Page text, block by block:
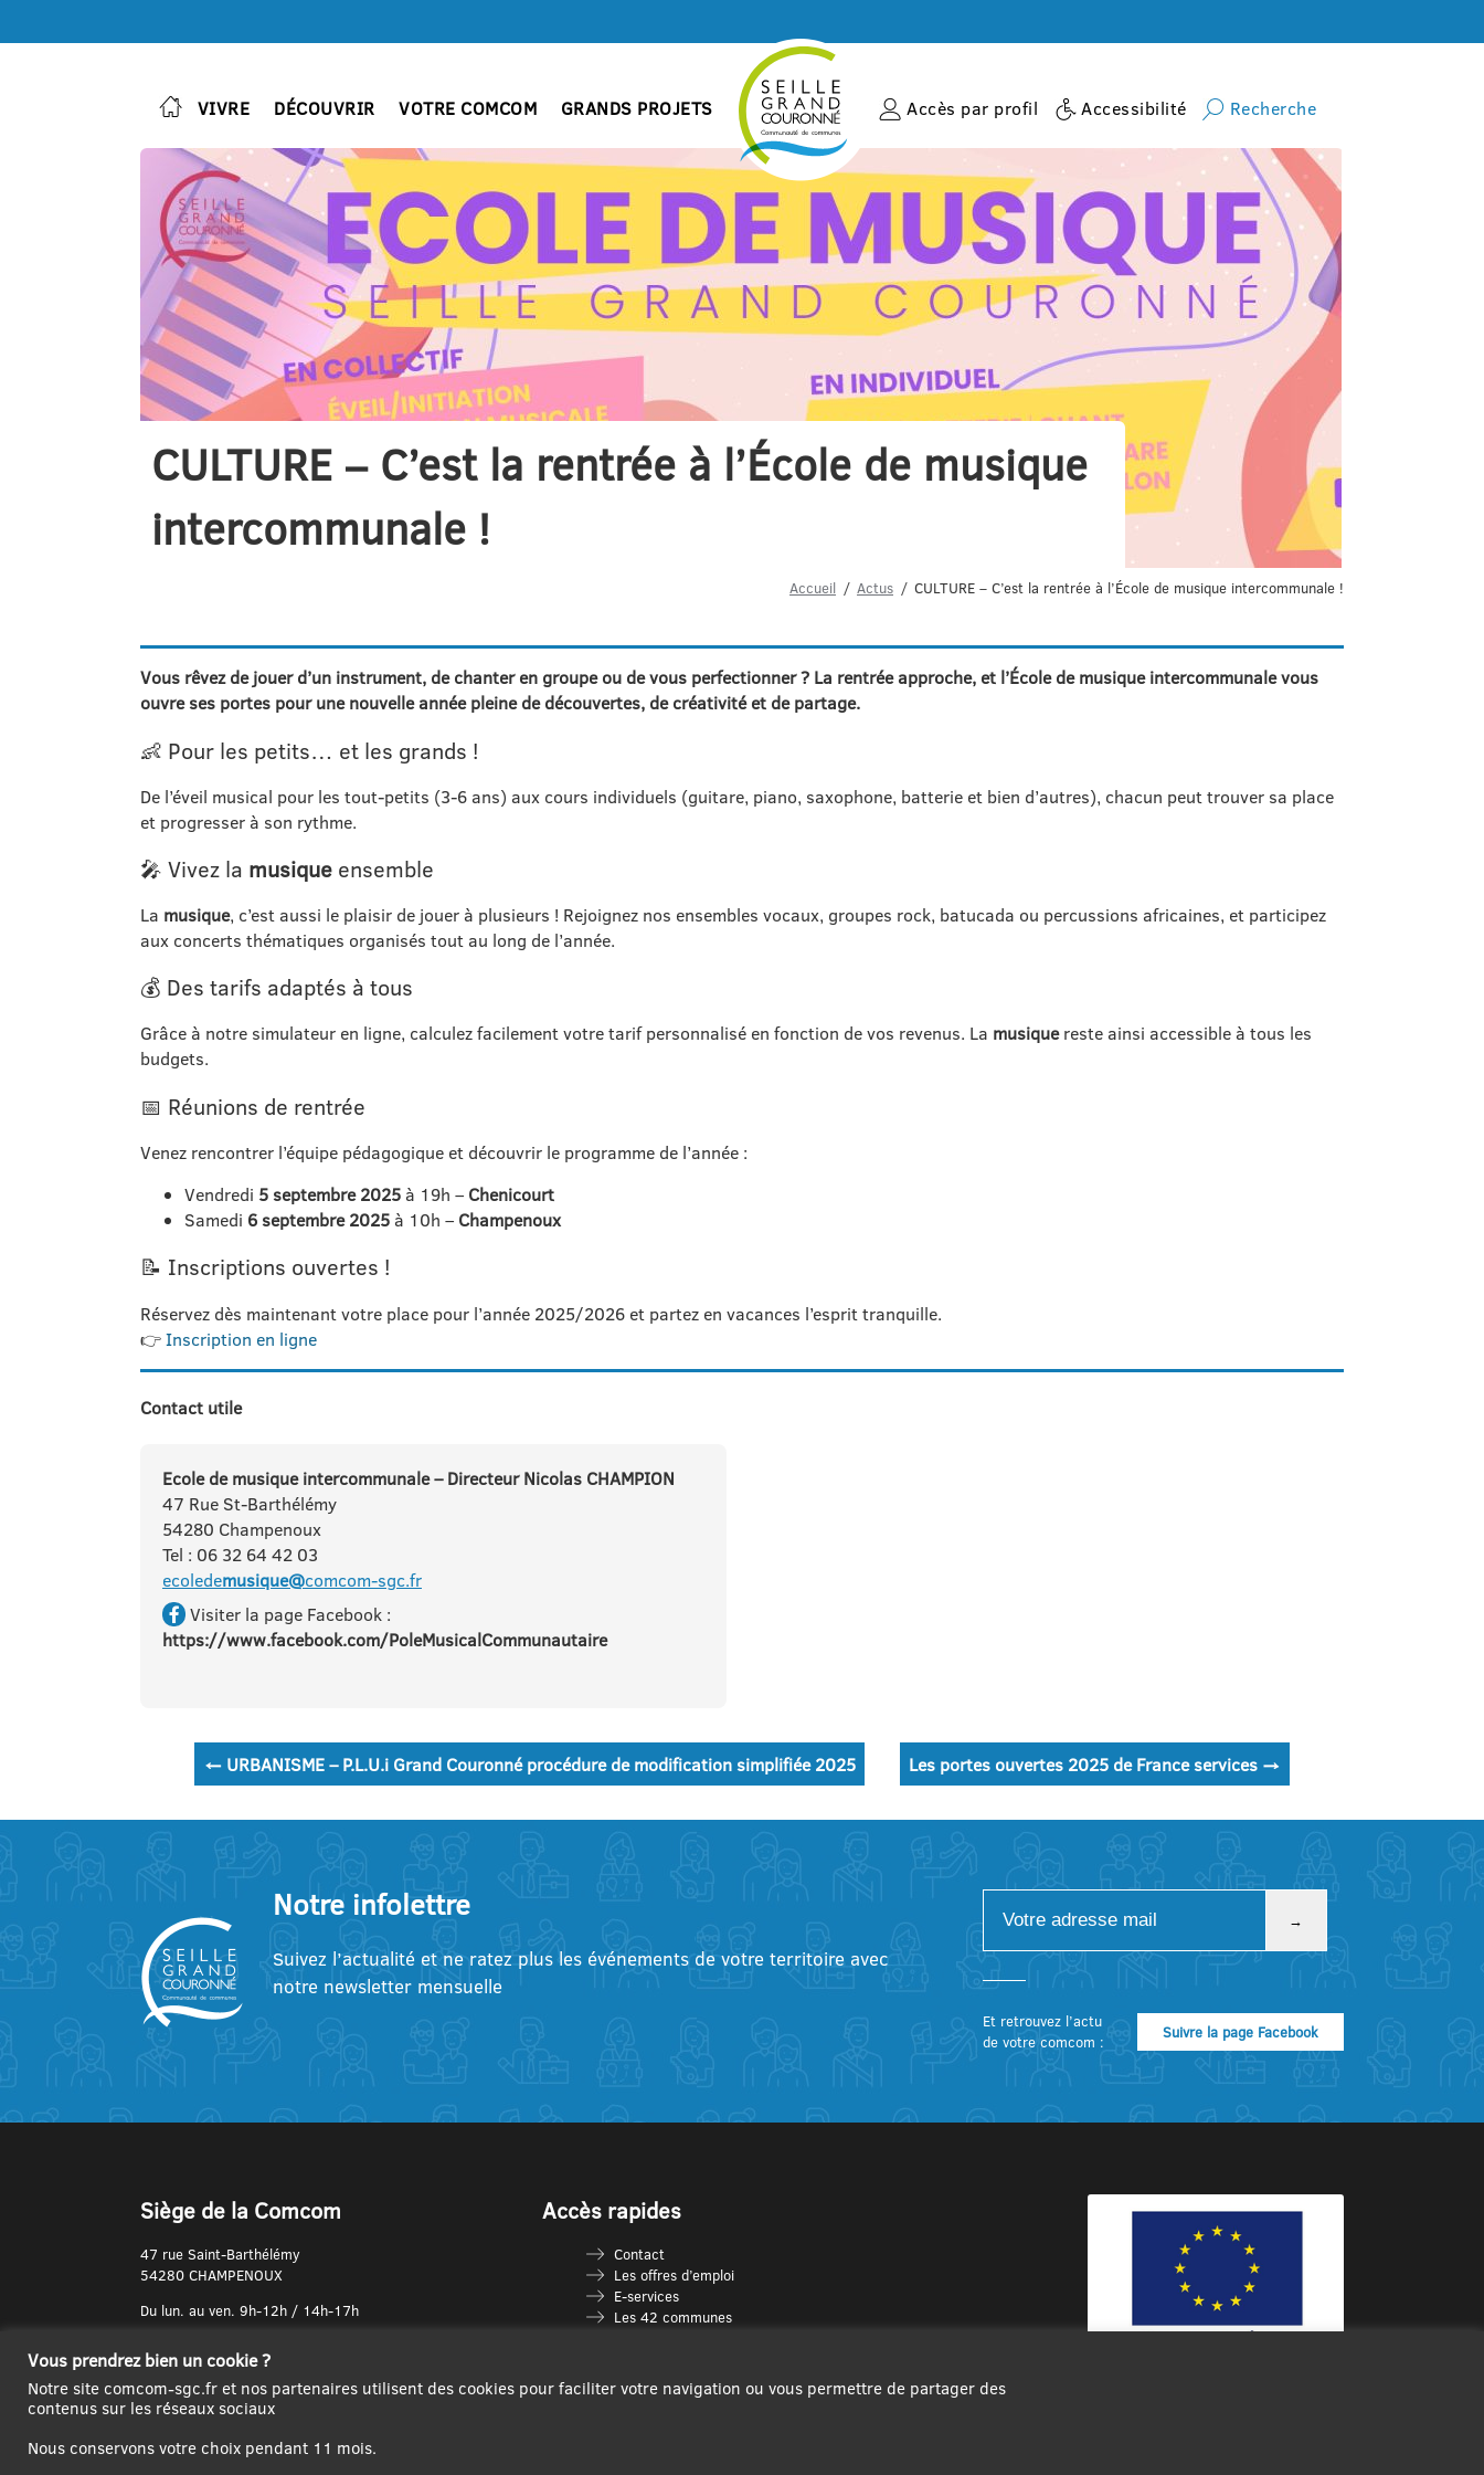
VIVRE DÉCOUVRIR VOTRE COMCOM GRANDS PROJETS Accès par profil Accessibilité Recherche
CULTURE – C’est la rentrée à l’École de musique
intercommunale !
Accueil Actus CULTURE – C’est la rentrée à l’École de musique intercommunale !
Vous rêvez de jouer d’un instrument, de chanter en groupe ou de vous perfectionner ? La rentrée approche, et l’École demusiqueintercommunale vous
ouvre ses portes pour une nouvelle année pleine de découvertes, de créativité et de partage.
👶 Pour les petits… et les grands !
De l’éveil musical pour les tout-petits (3-6 ans) aux cours individuels (guitare, piano, saxophone, batterie et bien d’autres), chacun peut trouver sa place
et progresser à son rythme.
🎤 Vivez la musique ensemble
La musique, c’est aussi le plaisir de jouer à plusieurs ! Rejoignez nos ensembles vocaux, groupes rock, batucada ou percussions africaines, et participez
aux concerts thématiques organisés tout au long de l’année.
💰 Des tarifs adaptés à tous
Grâce à notre simulateur en ligne, calculez facilement votre tarif personnalisé en fonction de vos revenus. La musiquereste ainsi accessible à tous les
budgets.
📅 Réunions de rentrée
Venez rencontrer l’équipe pédagogique et découvrir le programme de l’année :
Vendredi 5 septembre 2025 à 19h – Chenicourt
Samedi 6 septembre 2025 à 10h – Champenoux
📝 Inscriptions ouvertes !
Réservez dès maintenant votre place pour l’année 2025/2026 et partez en vacances l’esprit tranquille.
👉Inscription en ligne
Contact utile
Ecole demusiqueintercommunale – Directeur Nicolas CHAMPION
47 Rue St-Barthélémy
54280 Champenoux
Tel : 06 32 64 42 03
ecoledemusique@comcom-sgc.fr
Visiter la page Facebook :
https://www.facebook.com/PoleMusicalCommunautaire
Navigation
l’article
←URBANISME – P.L.U.i Grand Couronné procédure de modification simplifiée 2025 Les portes ouvertes 2025 de France services →
Notre infolettre
Suivez l’actualité et ne ratez plus les événements de votre territoire avec
notre newsletter mensuelle
Et retrouvez l’actu
de votre comcom :
Suivre la page Facebook
Siège de la Comcom
47 rue Saint-Barthélémy
54280 CHAMPENOUX
Du lun. au ven. 9h-12h / 14h-17h
03 83 31 74 37
Accès rapides
Contact
Les offres d’emploi
E-services
Les 42 communes
Espace France Services
Les séniors
Vous prendrez bien un cookie ?
Notre site comcom-sgc.fr et nos partenaires utilisent des cookies pour faciliter votre navigation ou vous permettre de partager des
contenus sur les réseaux sociaux
Nous conservons votre choix pendant 11 mois.